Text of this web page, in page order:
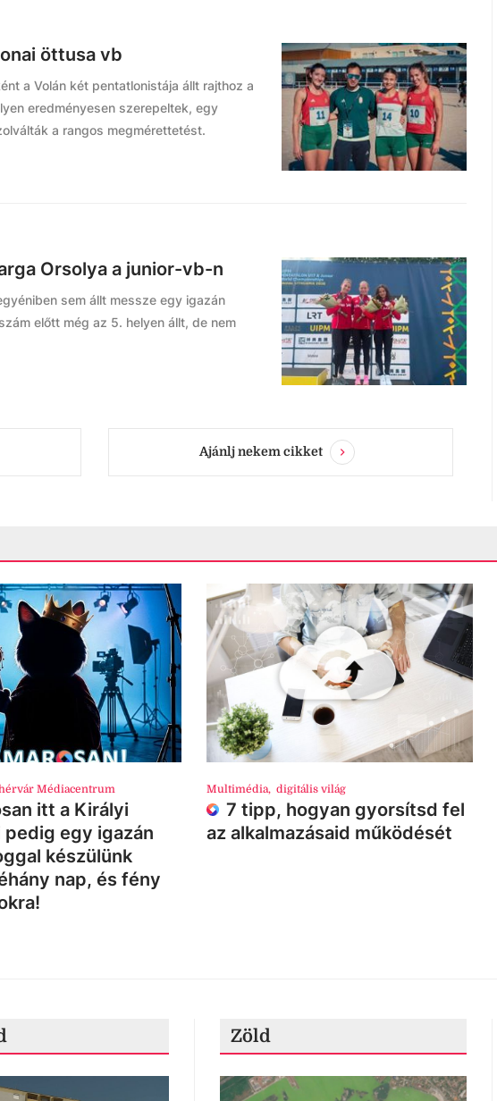
öttusa vb
a Volán két pentatlonistája állt rajthoz a
eredményesen szerepeltek, egy
a rangos megmérettetést.
Orsolya a junior-vb-n
sem állt messze egy igazán
előtt még az 5. helyen állt, de nem
Ajánlj nekem cikket
Médiacentrum
itt a Királyi
pedig egy igazán
készülünk
nap, és fény
Multimédia, digitális világ
7 tipp, hogyan gyorsítsd fel
az alkalmazásaid működését
Zöld